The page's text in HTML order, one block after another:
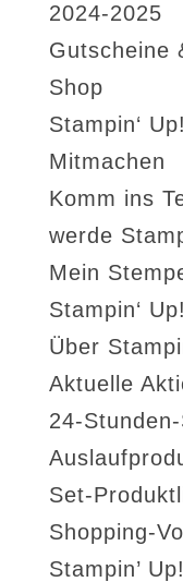
2024-2025
Gutscheine
Shop
Stampin‘
Mitmachen
Komm ins
werde
Mein
Stampin‘
Über
Aktuelle
24-
Set-
Shopping-
Stampin’